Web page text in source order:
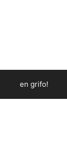
en grifo!